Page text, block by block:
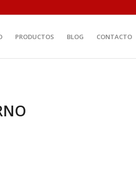
PRODUCTOS BLOG CONTACTO